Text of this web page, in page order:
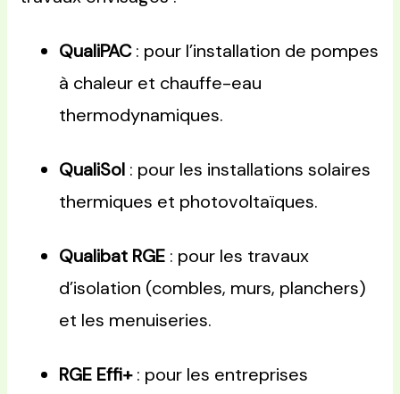
QualiPAC: pour l’installation de pompes
à chaleur et chauffe-eau
thermodynamiques.
QualiSol : pour les installations solaires
thermiques et photovoltaïques.
Qualibat RGE : pour les travaux
d’isolation (combles, murs, planchers)
et les menuiseries.
RGE Effi+: pour les entreprises